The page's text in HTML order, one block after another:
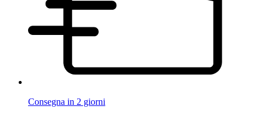
Consegna in 2 giorni